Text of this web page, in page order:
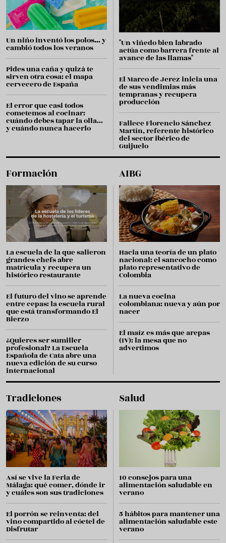
Un niño inventó los polos… y
cambió todos los veranos
Pides una caña y quizá te
sirven otra cosa: el mapa
cervecero de España
El error que casi todos
cometemos al cocinar:
cuándo debes tapar la olla...
y cuándo nunca hacerlo
"Un viñedo bien labrado
actúa como barrera frente al
avance de las llamas"
El Marco de Jerez inicia una
de sus vendimias más
tempranas y recupera
producción
Fallece Florencio Sánchez
Martín, referente histórico
del sector ibérico de
Guijuelo
Formación
La escuela de la que salieron
grandes chefs abre
matrícula y recupera un
histórico restaurante
El futuro del vino se aprende
entre cepas: la escuela rural
que está transformando El
Bierzo
¿Quieres ser sumiller
profesional? La Escuela
Española de Cata abre una
nueva edición de su curso
internacional
AIBG
Hacia una teoría de un plato
nacional: el sancocho como
plato representativo de
Colombia
La nueva cocina
colombiana: nueva y aún por
nacer
El maíz es más que arepas
(IV): la mesa que no
advertimos
Tradiciones
Así se vive la Feria de
Málaga: qué comer, dónde ir
y cuáles son sus tradiciones
El porrón se reinventa: del
vino compartido al cóctel de
Disfrutar
Salud
10 consejos para una
alimentación saludable en
verano
5 hábitos para mantener una
alimentación saludable este
verano